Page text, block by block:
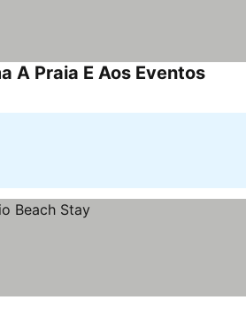
A Praia E Aos Eventos